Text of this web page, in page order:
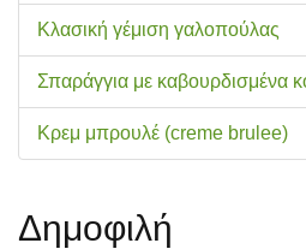
Κλασική γέμιση γαλοπούλας
Σπαράγγια με καβουρδισμένα
Κρεμ μπρουλέ (creme brulee)
Δημοφιλή